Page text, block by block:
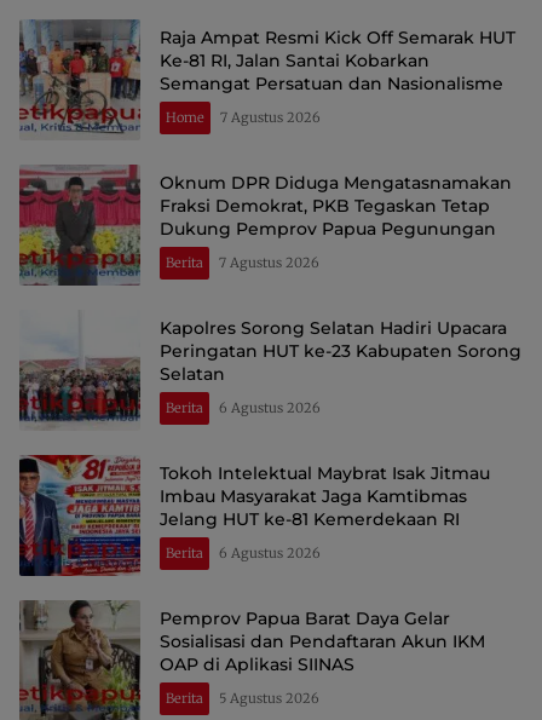
Raja Ampat Resmi Kick Off Semarak HUT
Ke-81 RI, Jalan Santai Kobarkan
Semangat Persatuan dan Nasionalisme
Home 7 Agustus 2026
Oknum DPR Diduga Mengatasnamakan
Fraksi Demokrat, PKB Tegaskan Tetap
Dukung Pemprov Papua Pegunungan
Berita 7 Agustus 2026
Kapolres Sorong Selatan Hadiri Upacara
Peringatan HUT ke-23 Kabupaten Sorong
Selatan
Berita 6 Agustus 2026
Tokoh Intelektual Maybrat Isak Jitmau
Imbau Masyarakat Jaga Kamtibmas
Jelang HUT ke-81 Kemerdekaan RI
Berita 6 Agustus 2026
Pemprov Papua Barat Daya Gelar
Sosialisasi dan Pendaftaran Akun IKM
OAP di Aplikasi SIINAS
Berita 5 Agustus 2026